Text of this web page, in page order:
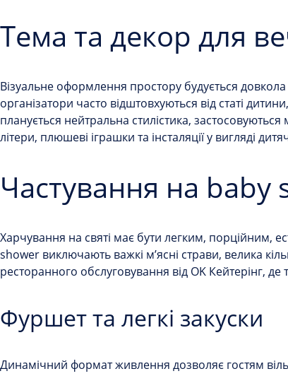
Тема та декор для
Візуальне оформлення простору будується
організатори часто відштовхуються від статі
планується нейтральна стилістика,
літери, плюшеві іграшки та інсталяції у вигляді
Частування на
Харчування на святі має бути легким, порційним,
shower виключають важкі м’ясні страви, велика
ресторанного обслуговування від OK Кейтерінг, де
Фуршет та легкі закуски
Динамічний формат живлення дозволяє гостям